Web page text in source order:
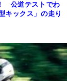
公道テストでわ
キックス」の走り